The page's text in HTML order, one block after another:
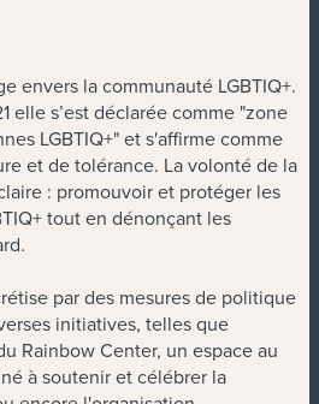
envers la communauté LGBTIQ+.
elle s’est déclarée comme "zone
LGBTIQ+" et s'affirme comme
et de tolérance. La volonté de la
: promouvoir et protéger les
tout en dénonçant les
par des mesures de politique
initiatives, telles que
Rainbow Center, un espace au
à soutenir et célébrer la